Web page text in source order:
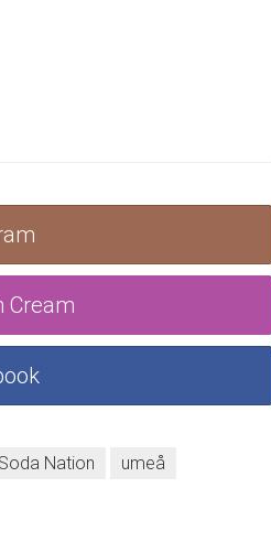
Cream
Soda Nation umeå